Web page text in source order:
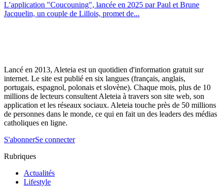
L’application "Coucouning", lancée en 2025 par Paul et Brune
Jacquelin, un couple de Lillois, promet de...
Lancé en 2013, Aleteia est un quotidien d'information gratuit sur
internet. Le site est publié en six langues (français, anglais,
portugais, espagnol, polonais et slovène). Chaque mois, plus de 10
millions de lecteurs consultent Aleteia à travers son site web, son
application et les réseaux sociaux. Aleteia touche près de 50 millions
de personnes dans le monde, ce qui en fait un des leaders des médias
catholiques en ligne.
S'abonnerSe connecter
Rubriques
Actualités
Lifestyle